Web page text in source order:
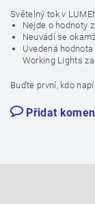
Světelný tok v
Nejde o hodnoty
Neuvádí se
Uvedená
Working Lights
Buďte první, kdo
Přidat